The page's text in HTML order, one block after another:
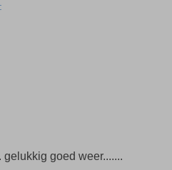
goed weer.......